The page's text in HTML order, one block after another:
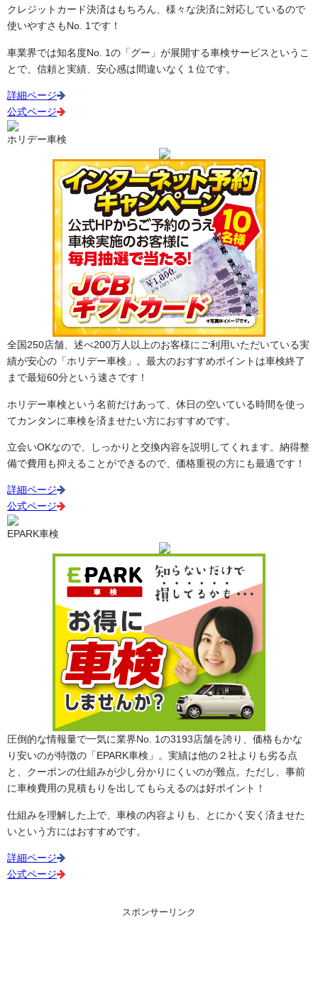
クレジットカード決済はもちろん、様々な決済に対応しているので
使いやすさもNo. 1です！
車業界では知名度No. 1の「グー」が展開する車検サービスというこ
とで、信頼と実績、安心感は間違いなく１位です。
詳細ページ
公式ページ
ホリデー車検
全国250店舗、述べ200万人以上のお客様にご利用いただいている実
績が安心の「ホリデー車検」。最大のおすすめポイントは車検終了
まで最短60分という速さです！
ホリデー車検という名前だけあって、休日の空いている時間を使っ
てカンタンに車検を済ませたい方におすすめです。
立会いOKなので、しっかりと交換内容を説明してくれます。納得整
備で費用も抑えることができるので、価格重視の方にも最適です！
詳細ページ
公式ページ
EPARK車検
圧倒的な情報量で一気に業界No. 1の3193店舗を誇り、価格もかな
り安いのが特徴の「EPARK車検」。実績は他の２社よりも劣る点
と、クーポンの仕組みが少し分かりにくいのが難点。ただし、事前
に車検費用の見積もりを出してもらえるのは好ポイント！
仕組みを理解した上で、車検の内容よりも、とにかく安く済ませた
いという方にはおすすめです。
詳細ページ
公式ページ
スポンサーリンク